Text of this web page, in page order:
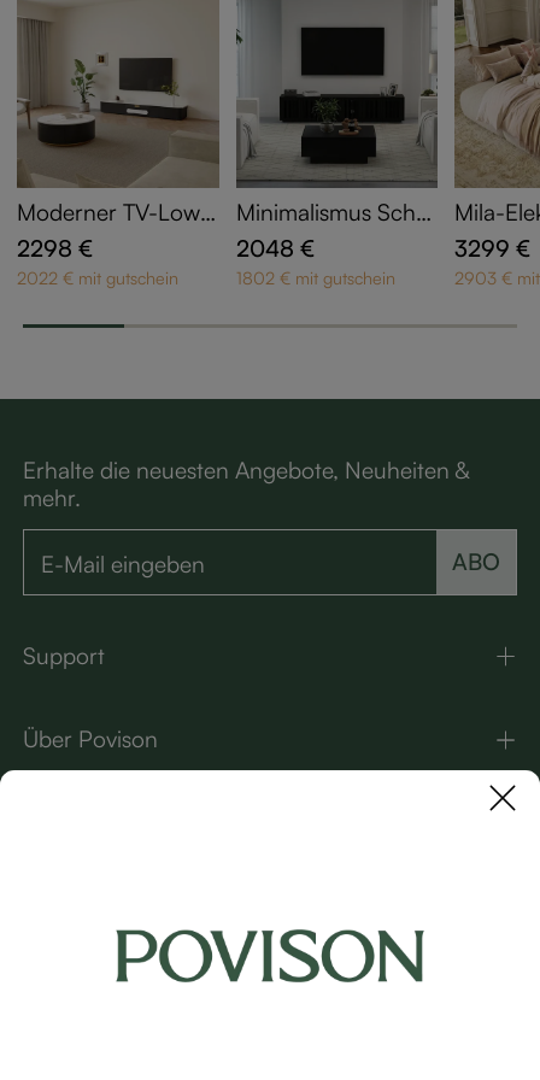
Moderner TV-Lowb
oard mit Lattenrost
und Couchtisch
2298 €
2022 € mit gutschein
Minimalismus Schw
arzes Wohnzimmer-
Set
2048 €
1802 € mit gutschein
Mila-
ofa
3299 €
2903 €
Erhalte die neuesten Angebote, Neuheiten &
mehr.
ABO
Support
Über Povison
UNSERE MARKEN